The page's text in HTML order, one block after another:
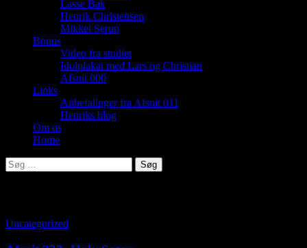
Lasse Bak
Henrik Christensen
Mikkel Serup
Bonus
Video fra studiet
Idolplakat med Lars og Christian
Afsnit 000
Links
Anbefalinger fra Afsnit 011
Henriks blog
Om os
Home
Søg
efter:
Uncategorized